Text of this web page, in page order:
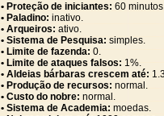
• Proteção de iniciantes: 60
• Paladino: inativo.
• Arqueiros: ativo.
• Sistema de Pesquisa: simples.
• Limite de fazenda: 0.
• Limite de ataques falsos: 1%.
• Aldeias bárbaras crescem até:
• Produção de recursos: normal.
• Custo do nobre: normal.
• Sistema de Academia: moedas.